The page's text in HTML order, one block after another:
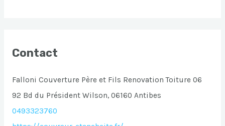
Contact
Falloni Couverture Père et Fils Renovation Toiture 06
92 Bd du Président Wilson, 06160 Antibes
0493323760